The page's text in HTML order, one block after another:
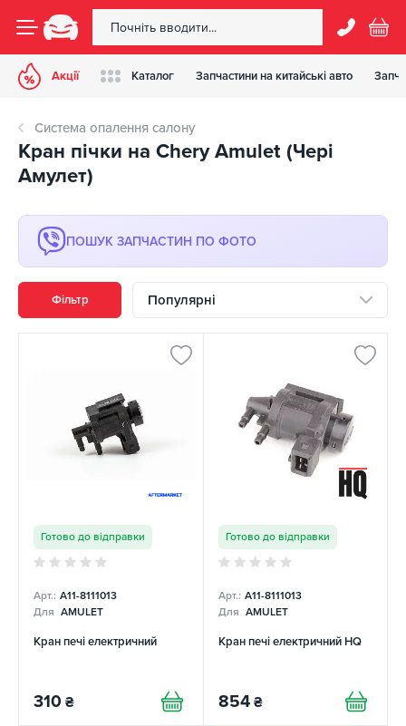
Акції Каталог Запчастини на китайські авто
Система опалення салону
Кран пічки на Chery Amulet (Чері
Амулет)
ПОШУК ЗАПЧАСТИН ПО ФОТО
Фільтр Популярні
Готово до відправки
Арт.: A11-8111013
Для AMULET
Кран печі електричний
310 ₴
Готово до відправки
Арт.: A11-8111013
Для AMULET
Кран печі електричний HQ
854 ₴